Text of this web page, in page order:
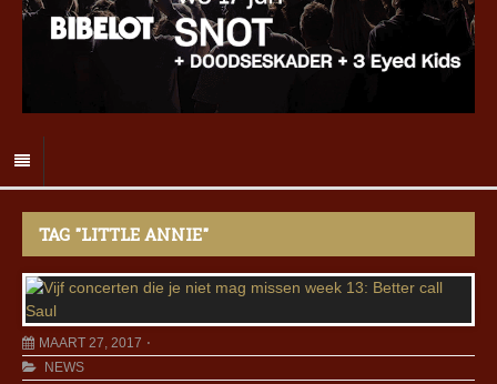
TAG "LITTLE ANNIE"
MAART 27, 2017
NEWS